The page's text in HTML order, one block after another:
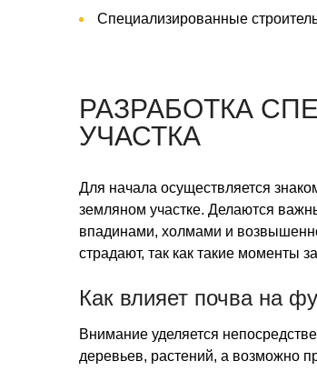
Специализированные
РАЗРАБОТКА
УЧАСТКА
Для начала осуществляется
земляном участке. Делаются
впадинами, холмами и
страдают, так как такие моменты
Как влияет почва на
Внимание уделяется
деревьев, растений, а возможно